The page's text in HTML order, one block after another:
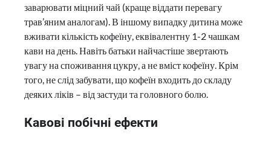
заварювати міцний чай (краще віддати перевагу
трав’яним аналогам). В іншому випадку дитина може
вживати кількість кофеїну, еквівалентну 1-2 чашкам
кави на день. Навіть батьки найчастіше звертають
увагу на споживання цукру, а не вміст кофеїну. Крім
того, не слід забувати, що кофеїн входить до складу
деяких ліків – від застуди та головного болю.
Кавові побічні ефекти